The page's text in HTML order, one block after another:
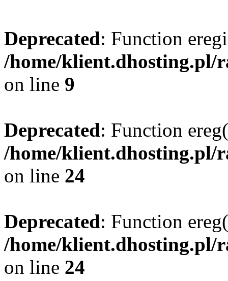
Deprecated: Function
/home/klient.dhosting.pl/
on line 9
Deprecated: Function
/home/klient.dhosting.pl/
on line 24
Deprecated: Function
/home/klient.dhosting.pl/
on line 24